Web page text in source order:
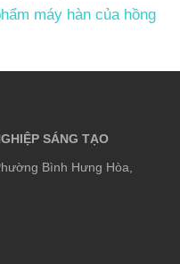
máy hàn của hồng
SÁNG TẠO
Bình Hưng Hòa,